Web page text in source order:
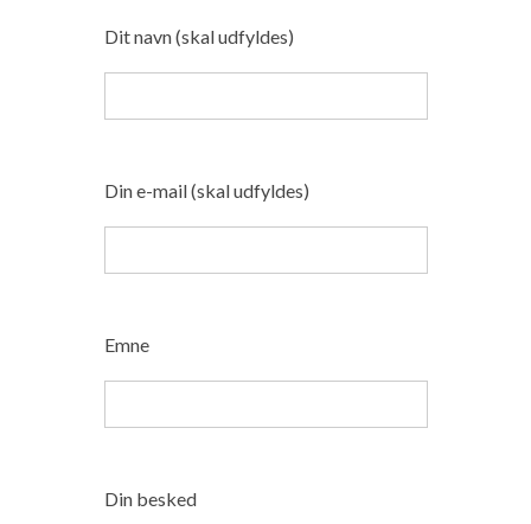
Dit navn (skal udfyldes)
Din e-mail (skal udfyldes)
Emne
Din besked